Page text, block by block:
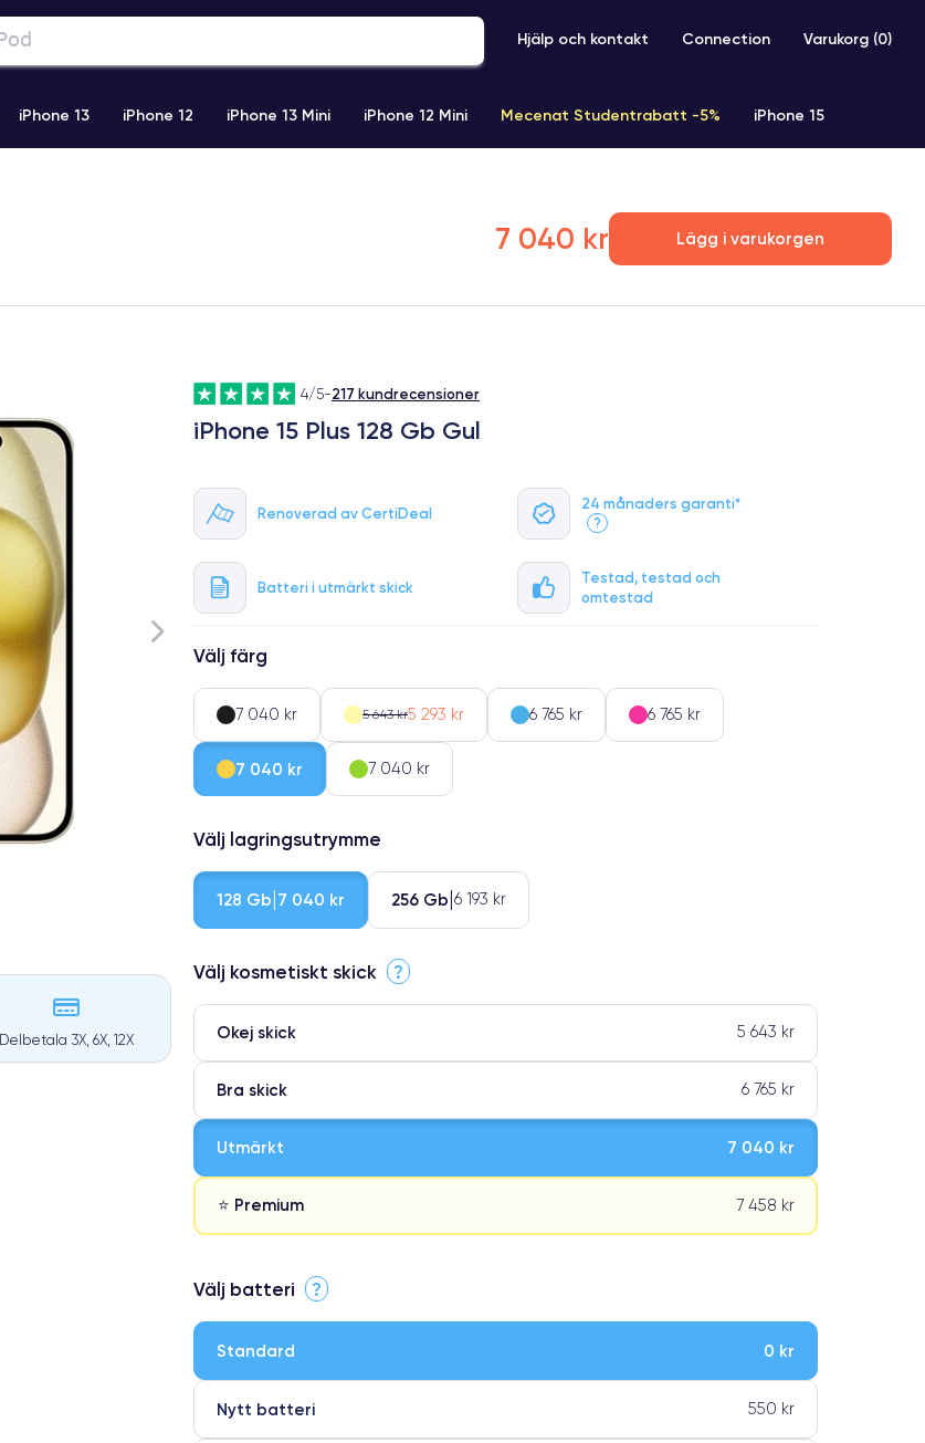
Hjälp och kontakt Connection Varukorg (0)
iPhone 13 iPhone 12 iPhone 13 Mini iPhone 12 Mini Mecenat Studentrabatt -5% iPhone 15
7 040 kr Lägg i varukorgen
Delbetala 3X, 6X, 12X
4/5-217 kundrecensioner
iPhone 15 Plus 128 Gb Gul
Renoverad av CertiDeal
24 månaders garanti*
?
Batteri i utmärkt skick
Testad, testad och
omtestad
Välj färg
7 040 kr 5 643 kr5 293 kr 6 765 kr 6 765 kr
7 040 kr 7 040 kr
Välj lagringsutrymme
128 Gb 7 040 kr 256 Gb 6 193 kr
Välj kosmetiskt skick ?
Okej skick 5 643 kr
Bra skick 6 765 kr
Utmärkt 7 040 kr
⭐ Premium 7 458 kr
⭐ Premium
Välj batteri ?
Standard 0 kr
Nytt batteri 550 kr